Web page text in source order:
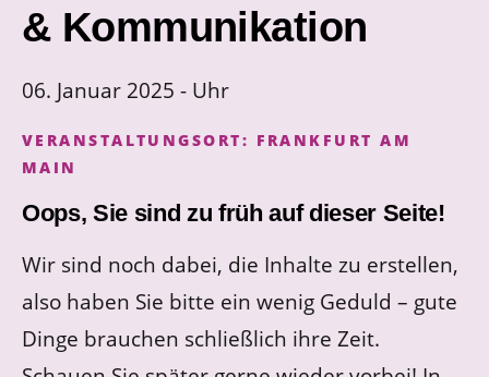
& Kommunikation
06. Januar 2025 - Uhr
VERANSTALTUNGSORT: FRANKFURT AM
MAIN
Oops, Sie sind zu früh auf dieser Seite!
Wir sind noch dabei, die Inhalte zu erstellen,
also haben Sie bitte ein wenig Geduld – gute
Dinge brauchen schließlich ihre Zeit.